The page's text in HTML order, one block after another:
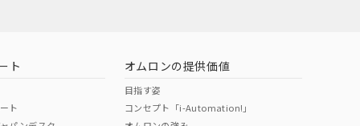
ト
ト
オムロンの提供価値
目指す姿
コンセプト「i-Automation!」